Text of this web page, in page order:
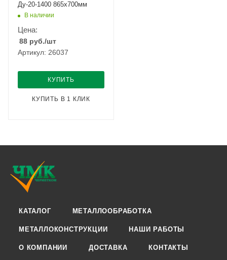
Ду-20-1400 865х700мм
В наличии
Цена:
88 руб./шт
Артикул: 26037
КУПИТЬ
КУПИТЬ В 1 КЛИК
КАТАЛОГ МЕТАЛЛООБРАБОТКА
МЕТАЛЛОКОНСТРУКЦИИ НАШИ РАБОТЫ
О КОМПАНИИ ДОСТАВКА КОНТАКТЫ